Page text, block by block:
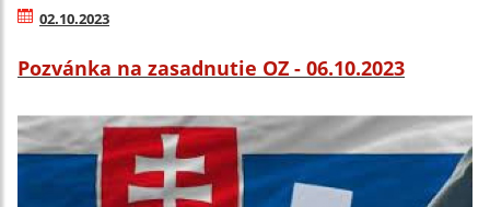
02.10.2023
Pozvánka na zasadnutie OZ - 06.10.2023